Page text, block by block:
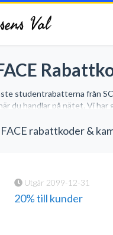
Val
studentrabatterna från
du handlar på nätet. Vi
rabattkoder &
Utgår 2099-12-31
20% till kunder